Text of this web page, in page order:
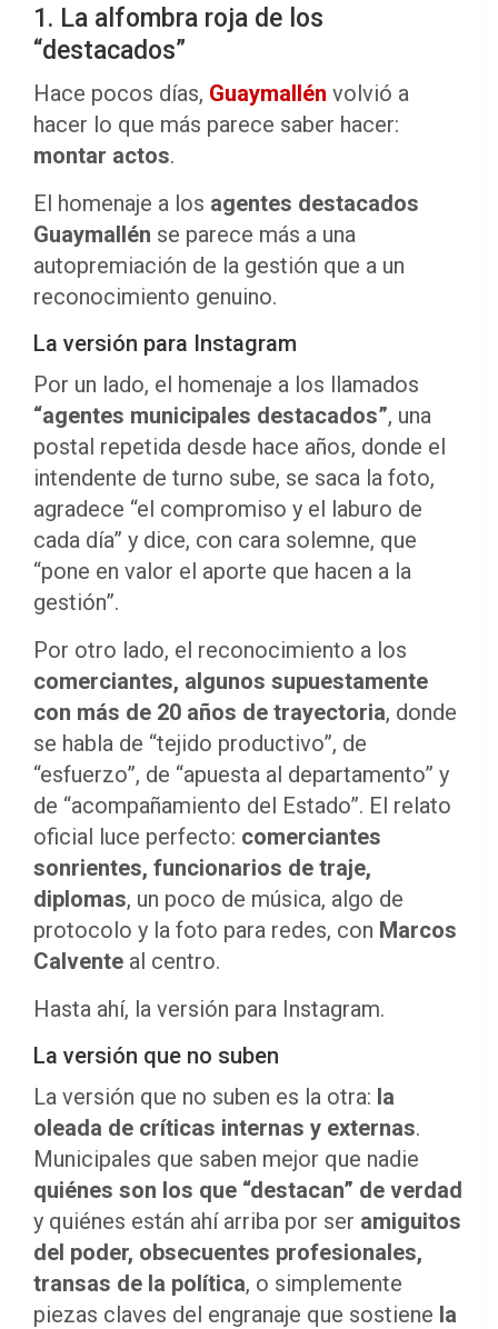
1. La alfombra roja de los
“destacados”
Hace pocos días, Guaymallén volvió a
hacer lo que más parece saber hacer:
montar actos.
El homenaje a los agentes destacados
Guaymallén se parece más a una
autopremiación de la gestión que a un
reconocimiento genuino.
La versión para Instagram
Por un lado, el homenaje a los llamados
“agentes municipales destacados”, una
postal repetida desde hace años, donde el
intendente de turno sube, se saca la foto,
agradece “el compromiso y el laburo de
cada día” y dice, con cara solemne, que
“pone en valor el aporte que hacen a la
gestión”.
Por otro lado, el reconocimiento a los
comerciantes, algunos supuestamente
con más de 20 años de trayectoria, donde
se habla de “tejido productivo”, de
“esfuerzo”, de “apuesta al departamento” y
de “acompañamiento del Estado”. El relato
oficial luce perfecto: comerciantes
sonrientes, funcionarios de traje,
diplomas, un poco de música, algo de
protocolo y la foto para redes, con Marcos
Calvente al centro.
Hasta ahí, la versión para Instagram.
La versión que no suben
La versión que no suben es la otra: la
oleada de críticas internas y externas.
Municipales que saben mejor que nadie
quiénes son los que “destacan” de verdad
y quiénes están ahí arriba por ser amiguitos
del poder, obsecuentes profesionales,
transas de la política, o simplemente
piezas claves del engranaje que sostiene la